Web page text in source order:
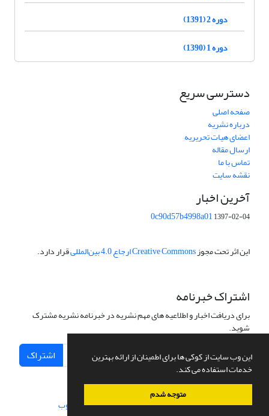
این وب سایت از کوکی ها برای اطمینان از ارائه بهترین
خدمات استفاده می کند.
متوجه شدم
دوره 2 (1391)
دوره 1 (1390)
دسترسی سریع
صفحه اصلی
درباره نشریه
اعضای هیات تحریریه
ارسال مقاله
تماس با ما
نقشه سایت
آخرین اخبار
0c90d57b4998a011397-02-04
این اثر تحت مجوزCreative Commons ارجاع 4.0 بین‌المللی قرار دارد.
اشتراک خبرنامه
برای دریافت اخبار و اطلاعیه های مهم نشریه در خبرنامه نشریه مشترک
شوید.
اشتراک
سامانه مدیریت نشریات علمی.طراحی و پیاده سازی از سیناوب